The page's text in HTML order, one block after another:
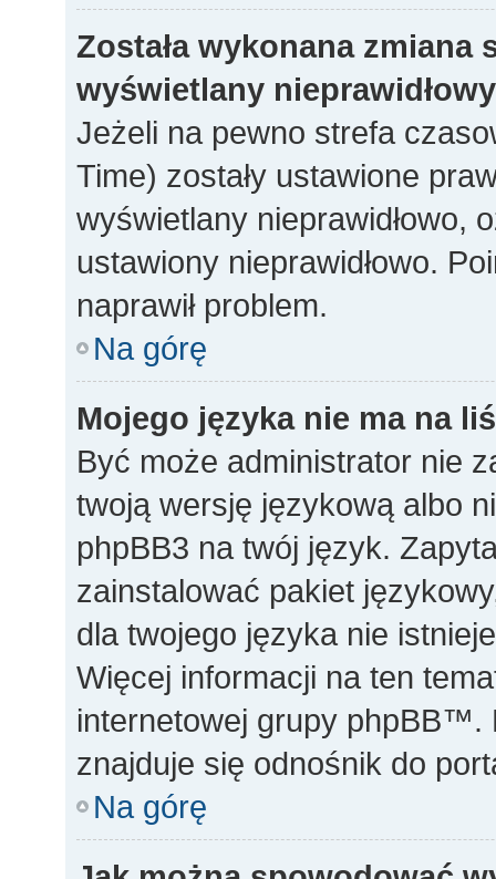
Została wykonana zmiana
wyświetlany
Jeżeli na pewno strefa
Time) zostały ustawione
wyświetlany nieprawidłowo,
ustawiony nieprawidłowo.
naprawił problem.
Na górę
Mojego języka nie ma na
Być może administrator nie
twoją wersję językową albo
phpBB3 na twój język.
zainstalować pakiet
dla twojego języka nie
Więcej informacji na ten
internetowej grupy phpBB™.
znajduje się odnośnik do
Na górę